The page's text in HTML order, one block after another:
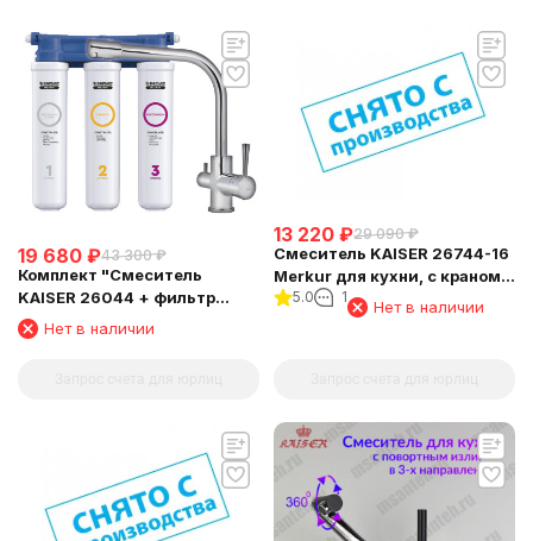
19 680 ₽43 300 ₽
Комплект "Cмеситель
KAISER 26044 + фильтр
Барьер"
Нет в наличии
13 220 ₽29 090 ₽
Смеситель KAISER 26744-16
Merkur для кухни, с краном
для питьевой воды,
5.0 1
Нет в наличии